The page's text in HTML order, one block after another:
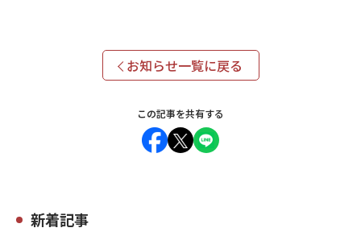
お知らせ一覧に戻る
この記事を共有する
新着記事